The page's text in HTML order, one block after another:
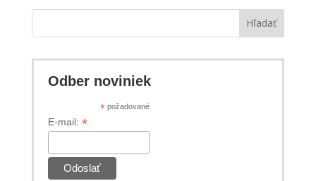
Hľadať
Odber noviniek
*požadované
E-mail: *